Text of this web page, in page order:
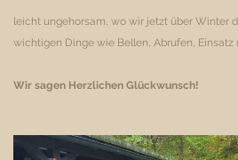
leicht ungehorsam, wo wir jetzt über Winter
wichtigen Dinge wie Bellen, Abrufen, Einsatz
Wir sagen Herzlichen Glückwunsch!